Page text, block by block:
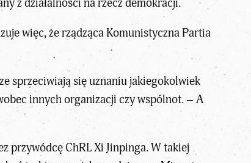
więc, że rządząca Komunistyczna Partia
sprzeciwiają się uznaniu jakiegokolwiek
innych organizacji czy wspólnot. – A
przywódcę ChRL Xi Jinpinga. W takiej